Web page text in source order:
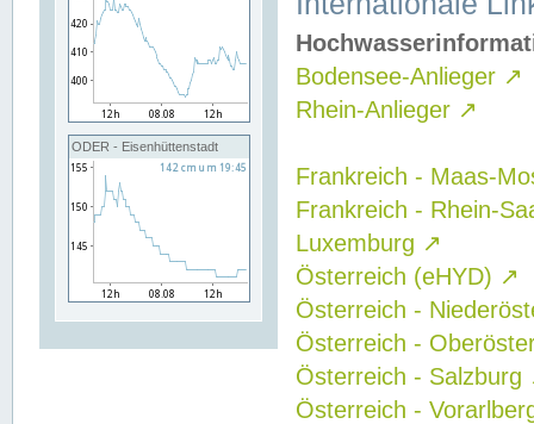
ODER - Eisenhüttenstadt
Bodensee-Anlieger ↗
Rhein-Anlieger ↗
Frankreich - Maas-
Frankreich - Rhein-
Luxemburg ↗
Österreich (eHYD) ↗
Österreich -
Österreich -
Österreich - Salzburg
Österreich -